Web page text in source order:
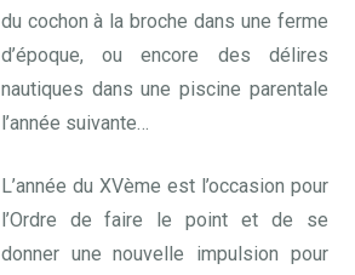
du cochon à la broche dans une ferme
d’époque, ou encore des délires
nautiques dans une piscine parentale
l’année suivante…
L’année du XVème est l’occasion pour
l’Ordre de faire le point et de se
donner une nouvelle impulsion pour